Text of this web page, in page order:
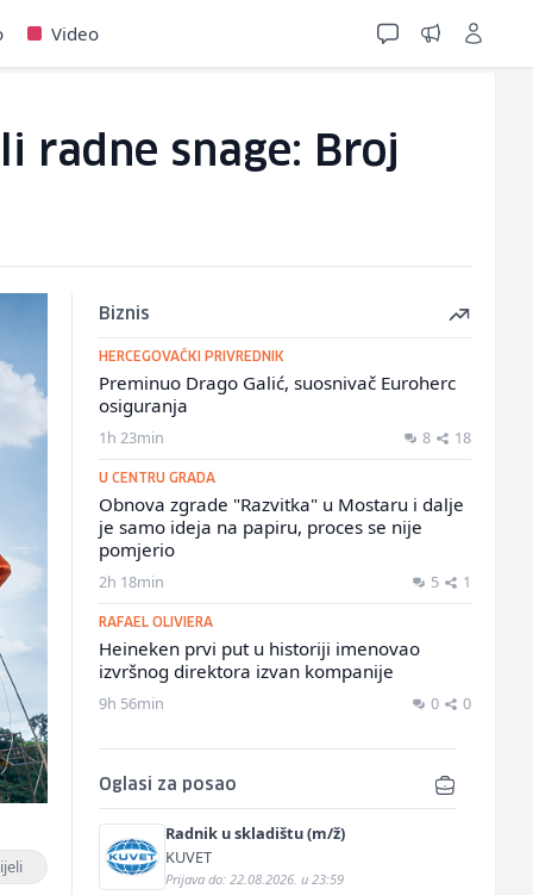
Video
radne snage: Broj
Biznis
HERCEGOVAČKI PRIVREDNIK
Preminuo Drago Galić, suosnivač Euroherc
osiguranja
1h 23min 8 18
U CENTRU GRADA
Obnova zgrade "Razvitka" u Mostaru i dalje
je samo ideja na papiru, proces se nije
pomjerio
2h 18min 5 1
RAFAEL OLIVIERA
Heineken prvi put u historiji imenovao
izvršnog direktora izvan kompanije
9h 56min 0 0
Oglasi za posao
Radnik u skladištu (m/ž)
KUVET
Prijava do: 22.08.2026. u 23:59